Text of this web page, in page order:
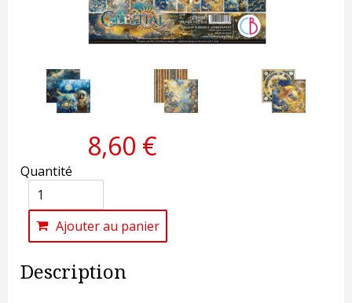
8,60 €
Quantité
Ajouter au panier
Description